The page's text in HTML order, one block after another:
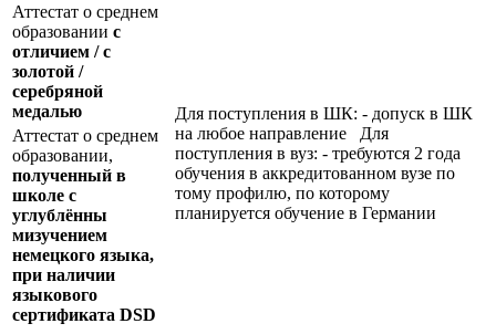
Аттестат о среднем
образовании с
отличием / с
золотой /
серебряной
медалью
Для поступления в ШК: - допуск в ШК
на любое направление Для
поступления в вуз: - требуются 2 года
обучения в аккредитованном вузе по
тому профилю, по которому
планируется обучение в Германии
Аттестат о среднем
образовании,
полученный в
школе с
углублённы
мизучением
немецкого языка,
при наличии
языкового
сертификата DSD